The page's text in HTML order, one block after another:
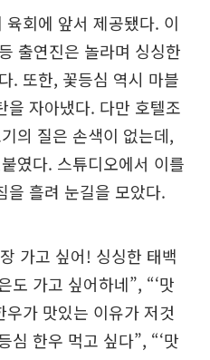
회에 앞서 제공됐다. 이
출연진은 놀라며 싱싱한
. 또한, 꽃등심 역시 마블
을 자아냈다. 다만 호텔조
의 질은 손색이 없는데,
였다. 스튜디오에서 이를
을 흘려 눈길을 모았다.
가고 싶어! 싱싱한 태백
도 가고 싶어하네”, “‘맛
우가 맛있는 이유가 저것
심 한우 먹고 싶다”, “‘맛